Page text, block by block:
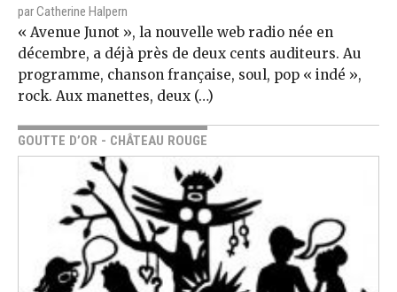
par Catherine Halpern
« Avenue Junot », la nouvelle web radio née en
décembre, a déjà près de deux cents auditeurs. Au
programme, chanson française, soul, pop « indé »,
rock. Aux manettes, deux (…)
GOUTTE D’OR - CHÂTEAU ROUGE